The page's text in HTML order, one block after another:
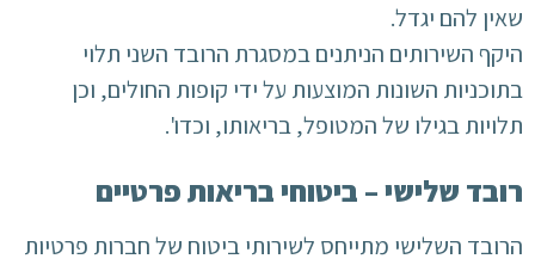
שאין להם יגדל.
היקף השירותים הניתנים במסגרת הרובד השני תלוי
בתוכניות השונות המוצעות על ידי קופות החולים, וכן
תלויות בגילו של המטופל, בריאותו, וכדו'.
רובד שלישי – ביטוחי בריאות פרטיים
הרובד השלישי מתייחס לשירותי ביטוח של חברות פרטיות